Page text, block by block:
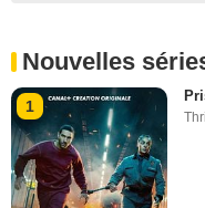
Nouvelles
1